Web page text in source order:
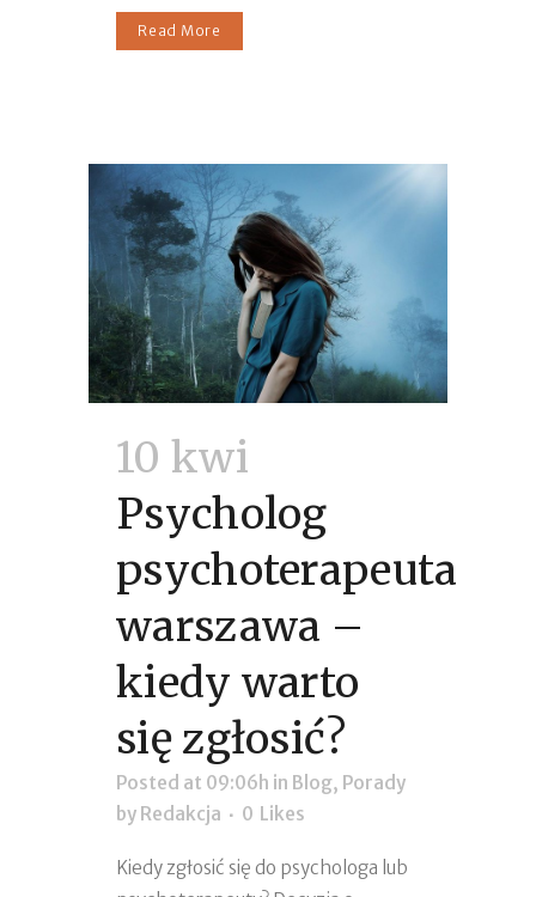
Read More
10 kwi
Psycholog
psychoterapeuta
warszawa –
kiedy warto
się zgłosić?
Posted at 09:06h in Blog, Porady
by Redakcja 0 Likes
Kiedy zgłosić się do psychologa lub